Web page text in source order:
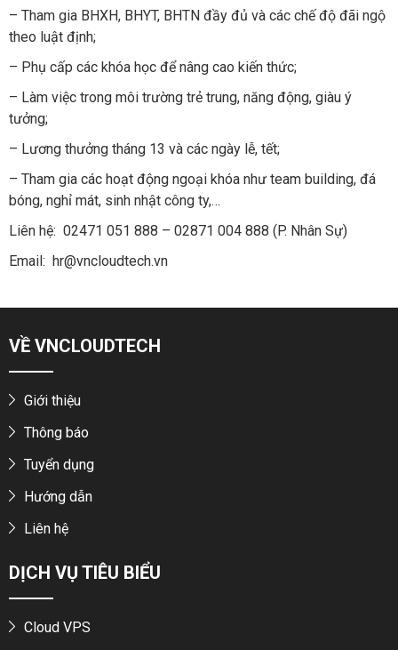
– Tham gia BHXH, BHYT, BHTN đầy đủ và các chế độ đãi ngộ
theo luật định;
– Phụ cấp các khóa học để nâng cao kiến thức;
– Làm việc trong môi trường trẻ trung, năng động, giàu ý
tưởng;
– Lương thưởng tháng 13 và các ngày lễ, tết;
– Tham gia các hoạt động ngoại khóa như team building, đá
bóng, nghỉ mát, sinh nhật công ty,…
Liên hệ: 02471 051 888 – 02871 004 888 (P. Nhân Sự)
Email: hr@vncloudtech.vn
VỀ VNCLOUDTECH
Giới thiệu
Thông báo
Tuyển dụng
Hướng dẫn
Liên hệ
DỊCH VỤ TIÊU BIỂU
Cloud VPS